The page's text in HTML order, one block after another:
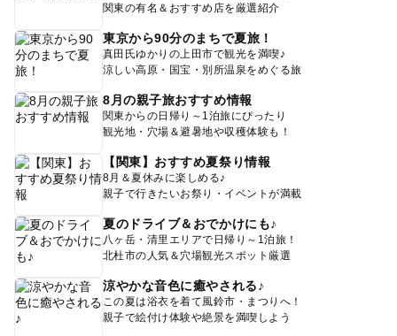
関東の有名＆おすすめ店を厳選紹介
東京から90分のまちで夏旅！
真田氏ゆかりの上田市で観光を満喫♪
涼しい高原・国宝・別所温泉をめぐる旅
8月の親子旅おすすめ情報
関東からの日帰り～1泊旅にぴったり
観光地・穴場＆避暑地や収穫体験も！
【関東】おすすめ夏祭り情報
8月＆夏休みに楽しめる♪
親子で行きたいお祭り・イベントが満載
夏のドライブ＆おでかけにも♪
八ヶ岳・清里エリアで日帰り～1泊旅！
北杜市の人気＆穴場観光スポット厳選
涼やかな音色に癒やされる♪
この夏は浴衣を着て風鈴市・まつりへ！
親子で絵付け体験や絶景を満喫しよう